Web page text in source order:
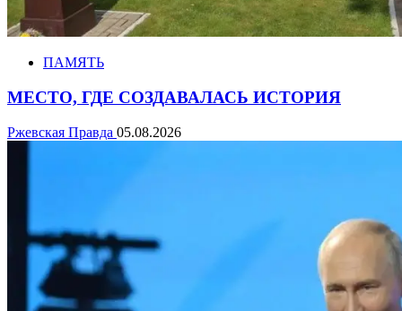
ПАМЯТЬ
МЕСТО, ГДЕ СОЗДАВАЛАСЬ ИСТОРИЯ
Ржевская Правда 05.08.2026